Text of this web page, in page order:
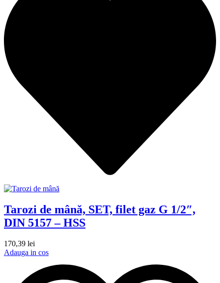
Tarozi de mână, SET, filet gaz G 1/2″,
DIN 5157 – HSS
170,39 lei
Adauga in cos